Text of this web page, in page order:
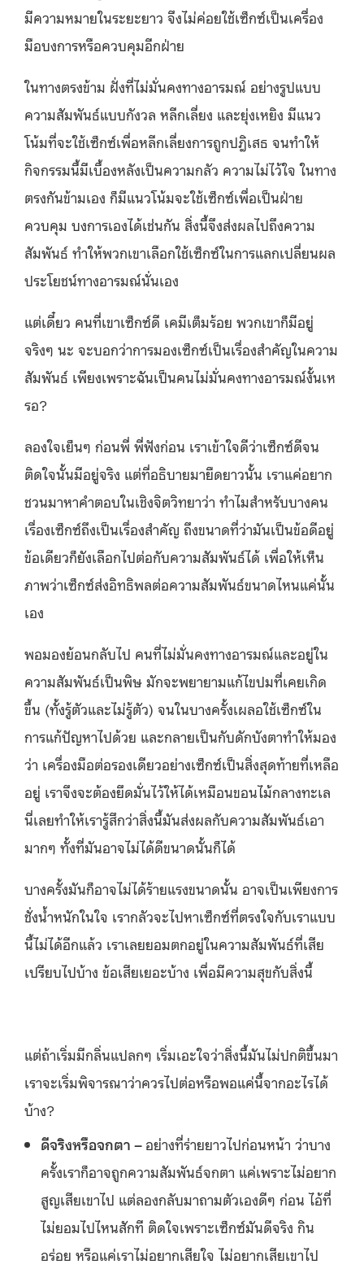
มีความหมายในระยะยาว จึงไม่ค่อยใช้เซ็กซ์เป็นเครื่อง
มือบงการหรือควบคุมอีกฝ่าย
ในทางตรงข้าม ฝั่งที่ไม่มั่นคงทางอารมณ์ อย่างรูปแบบ
ความสัมพันธ์แบบกังวล หลีกเลี่ยง และยุ่งเหยิง มีแนว
โน้มที่จะใช้เซ็กซ์เพื่อหลีกเลี่ยงการถูกปฎิเสธ จนทำให้
กิจกรรมนี้มีเบื้องหลังเป็นความกลัว ความไม่ไว้ใจ ในทาง
ตรงกันข้ามเอง ก็มีแนวโน้มจะใช้เซ็กซ์เพื่อเป็นฝ่าย
ควบคุม บงการเองได้เช่นกัน สิ่งนี้จึงส่งผลไปถึงความ
สัมพันธ์ ทำให้พวกเขาเลือกใช้เซ็กซ์ในการแลกเปลี่ยนผล
ประโยชน์ทางอารมณ์นั่นเอง
แต่เดี๋ยว คนที่เขาเซ็กซ์ดี เคมีเต็มร้อย พวกเขาก็มีอยู่
จริงๆ นะ จะบอกว่าการมองเซ็กซ์เป็นเรื่องสำคัญในความ
สัมพันธ์ เพียงเพราะฉันเป็นคนไม่มั่นคงทางอารมณ์งั้นเห
รอ?
ลองใจเย็นๆ ก่อนพี่ พี่ฟังก่อน เราเข้าใจดีว่าเซ็กซ์ดีจน
ติดใจนั้นมีอยู่จริง แต่ที่อธิบายมายืดยาวนั้น เราแค่อยาก
ชวนมาหาคำตอบในเชิงจิตวิทยาว่า ทำไมสำหรับบางคน
เรื่องเซ็กซ์ถึงเป็นเรื่องสำคัญ ถึงขนาดที่ว่ามันเป็นข้อดีอยู่
ข้อเดียวก็ยังเลือกไปต่อกับความสัมพันธ์ได้ เพื่อให้เห็น
ภาพว่าเซ็กซ์ส่งอิทธิพลต่อความสัมพันธ์ขนาดไหนแค่นั้น
เอง
พอมองย้อนกลับไป คนที่ไม่มั่นคงทางอารมณ์และอยู่ใน
ความสัมพันธ์เป็นพิษ มักจะพยายามแก้ไขปมที่เคยเกิด
ขึ้น (ทั้งรู้ตัวและไม่รู้ตัว) จนในบางครั้งเผลอใช้เซ็กซ์ใน
การแก้ปัญหาไปด้วย และกลายเป็นกับดักบังตาทำให้มอง
ว่า เครื่องมือต่อรองเดียวอย่างเซ็กซ์เป็นสิ่งสุดท้ายที่เหลือ
อยู่ เราจึงจะต้องยึดมั่นไว้ให้ได้เหมือนขอนไม้กลางทะเล
นี่เลยทำให้เรารู้สึกว่าสิ่งนี้มันส่งผลกับความสัมพันธ์เอา
มากๆ ทั้งที่มันอาจไม่ได้ดีขนาดนั้นก็ได้
บางครั้งมันก็อาจไม่ได้ร้ายแรงขนาดนั้น อาจเป็นเพียงการ
ชั่งน้ำหนักในใจ เรากลัวจะไปหาเซ็กซ์ที่ตรงใจกับเราแบบ
นี้ไม่ได้อีกแล้ว เราเลยยอมตกอยู่ในความสัมพันธ์ที่เสีย
เปรียบไปบ้าง ข้อเสียเยอะบ้าง เพื่อมีความสุขกับสิ่งนี้
แต่ถ้าเริ่มมีกลิ่นแปลกๆ เริ่มเอะใจว่าสิ่งนี้มันไม่ปกติขึ้นมา
เราจะเริ่มพิจารณาว่าควรไปต่อหรือพอแค่นี้จากอะไรได้
บ้าง?
ดีจริงหรือจกตา – อย่างที่ร่ายยาวไปก่อนหน้า ว่าบาง
ครั้งเราก็อาจถูกความสัมพันธ์จกตา แค่เพราะไม่อยาก
สูญเสียเขาไป แต่ลองกลับมาถามตัวเองดีๆ ก่อน ไอ้ที่
ไม่ยอมไปไหนสักที ติดใจเพราะเซ็กซ์มันดีจริง กิน
อร่อย หรือแค่เราไม่อยากเสียใจ ไม่อยากเสียเขาไป